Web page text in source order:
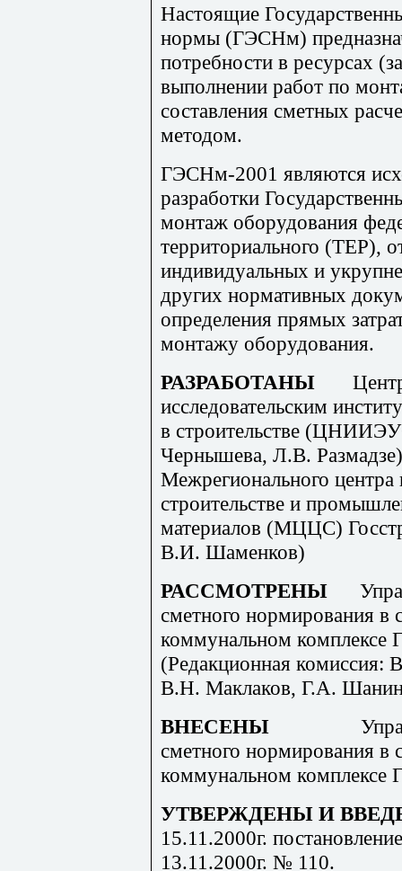
Настоящие
нормы (ГЭСНм)
потребности в ресурсах
выполнении работ по
составления сметных
методом.
ГЭСНм-2001 являются
разработки
монтаж оборудования
территориального (ТЕР),
индивидуальных и
других нормативных
определения прямых
монтажу оборудования.
РАЗРАБОТАНЫ
исследовательским
в строительстве
Чернышева, Л.В.
Межрегионального
строительстве и
материалов (МЦЦС)
В.И. Шаменков)
РАССМОТРЕНЫ
сметного нормирования в
коммунальном комплексе
(Редакционная комиссия:
В.Н. Маклаков, Г.А.
ВНЕСЕНЫ
сметного нормирования в
коммунальном комплексе
УТВЕРЖДЕНЫ И
15.11.2000г.
13.11.2000г. № 110.